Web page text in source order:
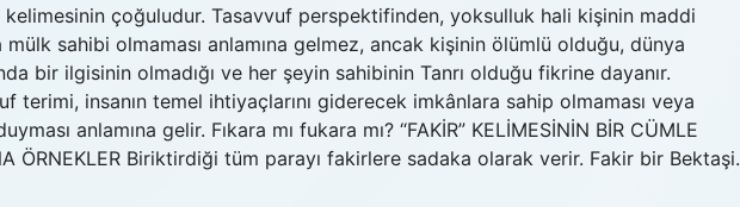
çoğuludur. Tasavvuf perspektifinden, yoksulluk hali kişinin maddi
sahibi olmaması anlamına gelmez, ancak kişinin ölümlü olduğu, dünya
bir ilgisinin olmadığı ve her şeyin sahibinin Tanrı olduğu fikrine dayanır.
terimi, insanın temel ihtiyaçlarını giderecek imkânlara sahip olmaması veya
anlamına gelir. Fıkara mı fukara mı? “FAKİR” KELİMESİNİN BİR CÜMLE
ÖRNEKLER Biriktirdiği tüm parayı fakirlere sadaka olarak verir. Fakir bir Bektaşi.